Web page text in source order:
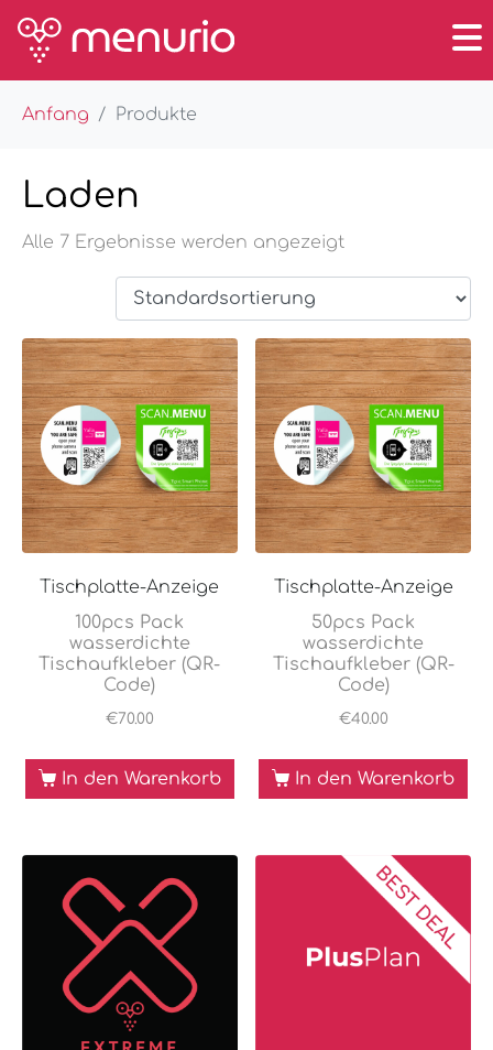
Anfang Produkte
Laden
Alle 7 Ergebnisse werden angezeigt
Tischplatte-Anzeige
100pcs Pack
wasserdichte
Tischaufkleber (QR-
Code)
€70.00
In den Warenkorb
Tischplatte-Anzeige
50pcs Pack
wasserdichte
Tischaufkleber (QR-
Code)
€40.00
In den Warenkorb